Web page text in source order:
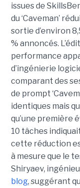
issues de
du ‘Caveman’
sortie d’environ
% annoncés.
performance
d’ingénierie
comparant des
de prompt
identiques mais
qu’une première
10 tâches
cette réduction
à mesure que le
Shiryaev,
blog, suggérant